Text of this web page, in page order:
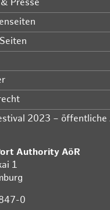
Presse
2023 – öffentliche
Authority AöR
1
0